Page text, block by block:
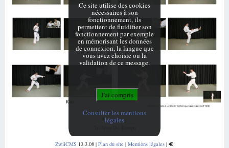
ZwiiCMS 13.3.08| Plan du site | Mentions légales|
Ce site utilise des cookies
nécessaires à son
fonctionnement, ils
permettent de fluidifier son
fonctionnement par exemple
en mémorisant les données
de connexion, la langue que
vous avez choisie ou la
validation de ce message.
Consulter les mentions
légales